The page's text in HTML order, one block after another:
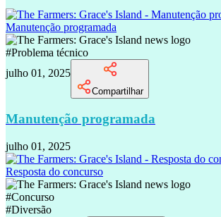
Manutenção programada
#Problema técnico
julho 01, 2025
Compartilhar
Manutenção programada
julho 01, 2025
Resposta do concurso
#Concurso
#Diversão